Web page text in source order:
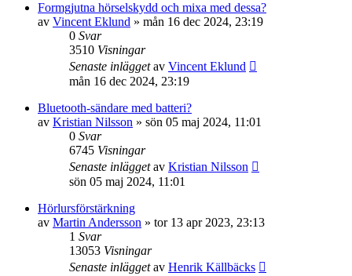
Formgjutna hörselskydd och mixa med dessa?
av Vincent Eklund » mån 16 dec 2024, 23:19
0 Svar
3510 Visningar
Senaste inläggetav Vincent Eklund
mån 16 dec 2024, 23:19
Bluetooth-sändare med batteri?
av Kristian Nilsson » sön 05 maj 2024, 11:01
0 Svar
6745 Visningar
Senaste inläggetav Kristian Nilsson
sön 05 maj 2024, 11:01
Hörlursförstärkning
av Martin Andersson » tor 13 apr 2023, 23:13
1 Svar
13053 Visningar
Senaste inläggetav Henrik Källbäcks